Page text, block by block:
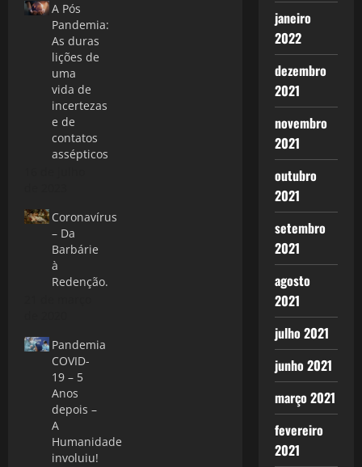
A Pós
Pandemia:
As duras
lições de
uma
vida de
incertezas
e de
contatos
assépticos
Coronavírus
– Da
Barbárie
à
Redenção.
Pandemia
COVID-
19 – 5
Anos
depois –
A
Humanidade
involuiu!
janeiro
2022
dezembro
2021
novembro
2021
outubro
2021
setembro
2021
agosto
2021
julho 2021
junho 2021
março 2021
fevereiro
2021